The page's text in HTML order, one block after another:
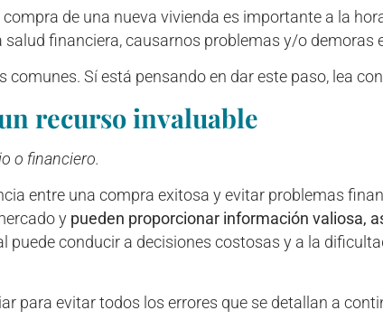
de una nueva vivienda es importante a la
financiera, causarnos problemas y/o demoras
Sí está pensando en dar este paso, lea
recurso invaluable
o financiero.
entre una compra exitosa y evitar problemas
y pueden proporcionar información valiosa,
puede conducir a decisiones costosas y a la
para evitar todos los errores que se detallan a